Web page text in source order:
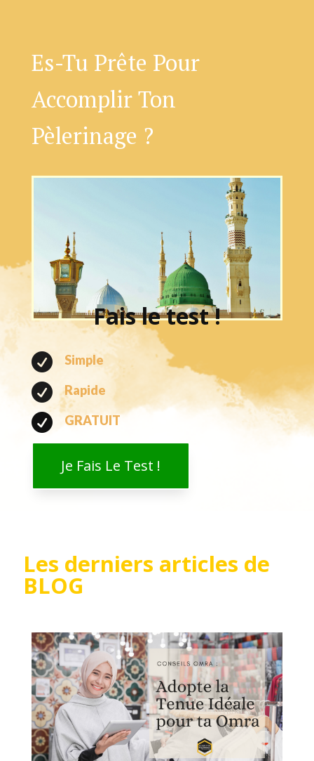
Es-Tu Prête Pour
Accomplir Ton
Pèlerinage ?
Fais le test !
 Simple
 Rapide
 GRATUIT
Je Fais Le Test !
Les derniers articles de
BLOG